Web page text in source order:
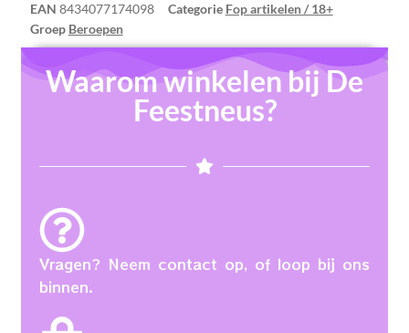
EAN 8434077174098 Categorie Fop artikelen / 18+
Groep Beroepen
Waarom winkelen bij De
Feestneus?
Vragen? Neem contact op, of loop bij ons
binnen.